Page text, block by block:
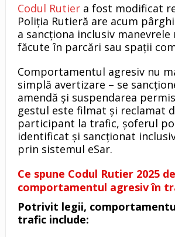
Codul Rutiera fost modificat
Poliția Rutieră are acum
a sancționa inclusiv manevrele
făcute în parcări sau spații
Comportamentul agresiv nu
simplă avertizare – se
amendă și suspendarea
gestul este filmat și reclamat
participant la trafic, șoferul
identificat și sancționat
prin sistemul eSar.
Ce spune Codul Rutier 2025
comportamentul agresiv în
Potrivit legii,
trafic include: